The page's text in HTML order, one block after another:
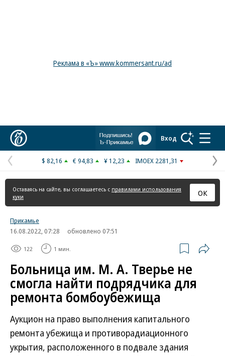
Реклама в «Ъ» www.kommersant.ru/ad
Вход
Предыдущая
страница
$ 82,16 € 94,83 ¥ 12,23 IMOEX 2281,31
Оставаясь на сайте, вы соглашаетесь с правилами использования
куки
ОК
Прикамье
16.08.2022, 07:28
обновлено 07:51
122 1 мин.
Больница им. М. А. Тверье не
смогла найти подрядчика для
ремонта бомбоубежища
Аукцион на право выполнения капитального
ремонта убежища и противорадиационного
укрытия, расположенного в подвале здания